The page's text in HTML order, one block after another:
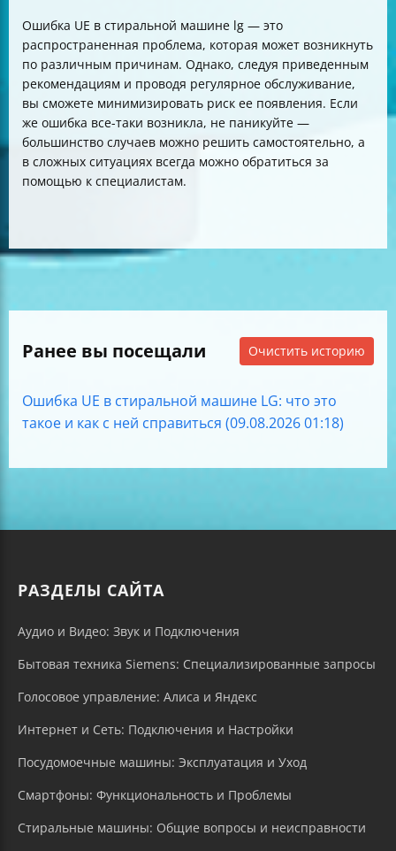
Ошибка UE в стиральной машине lg — это
распространенная проблема, которая может возникнуть
по различным причинам. Однако, следуя приведенным
рекомендациям и проводя регулярное обслуживание,
вы сможете минимизировать риск ее появления. Если
же ошибка все-таки возникла, не паникуйте —
большинство случаев можно решить самостоятельно, а
в сложных ситуациях всегда можно обратиться за
помощью к специалистам.
Ранее вы посещали Очистить историю
Ошибка UE в стиральной машине LG: что это
такое и как с ней справиться (09.08.2026 01:18)
РАЗДЕЛЫ САЙТА
Аудио и Видео: Звук и Подключения
Бытовая техника Siemens: Специализированные запросы
Голосовое управление: Алиса и Яндекс
Интернет и Сеть: Подключения и Настройки
Посудомоечные машины: Эксплуатация и Уход
Смартфоны: Функциональность и Проблемы
Стиральные машины: Общие вопросы и неисправности